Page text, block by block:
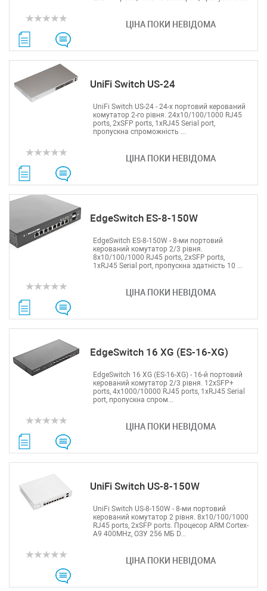
ЦІНА ПОКИ НЕВІДОМА
UniFi Switch US-24
ЦІНА ПОКИ НЕВІДОМА
UniFi Switch US-24 - 24-х портовий керований
комутатор 2-го рівня. 24x10/100/1000 RJ45
ports, 2xSFP ports, 1xRJ45 Serial port,
пропускна спроможність ...
EdgeSwitch ES-8-150W
ЦІНА ПОКИ НЕВІДОМА
EdgeSwitch ES-8-150W - 8-ми портовий
керований комутатор 2/3 рівня.
8x10/100/1000 RJ45 ports, 2xSFP ports,
1xRJ45 Serial port, пропускна здатність 10 ...
EdgeSwitch 16 XG (ES-16-XG)
ЦІНА ПОКИ НЕВІДОМА
EdgeSwitch 16 XG (ES-16-XG) - 16-й портовий
керований комутатор 2/3 рівня. 12хSFP+
ports, 4х1000/10000 RJ45 ports, 1xRJ45 Serial
port, пропускна спром...
UniFi Switch US-8-150W
ЦІНА ПОКИ НЕВІДОМА
UniFi Switch US-8-150W - 8-ми портовий
керований комутатор 2 рівня. 8x10/100/1000
RJ45 ports, 2xSFP ports. Процесор ARM Cortex-
A9 400MHz, ОЗУ 256 МБ D...